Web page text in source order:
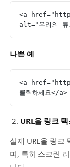
<a
alt="우리의 튜
나쁜 예:
<a
클릭하세요</a>
URL을 링크
실제 URL을 링크
며, 특히 스크린